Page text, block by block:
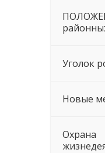
Уголок
Новые
Охрана